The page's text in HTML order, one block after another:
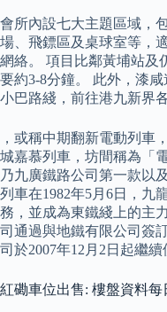
會所內設七大主題區域，
場、飛鏢區及桌球室等，
網絡。 項目比鄰黃埔站及
要約3-8分鐘。 此外，漆
小巴路綫，前往港九新界各
，或稱中期翻新電動列車
城嘉慕列車，坊間稱為「
乃九廣鐵路公司第一款以
列車在1982年5月6日，九
務，並成為東鐵綫上的主
司通過與地鐵有限公司簽
司於2007年12月2日起繼續
紅磡車位出售: 樓盤資料